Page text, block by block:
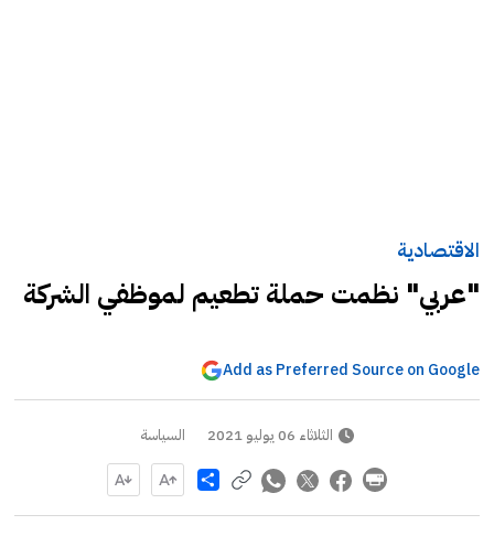
الاقتصادية
"عربي" نظمت حملة تطعيم لموظفي الشركة
Add as Preferred Source on Google
الثلاثاء 06 يوليو 2021 السياسة
Share